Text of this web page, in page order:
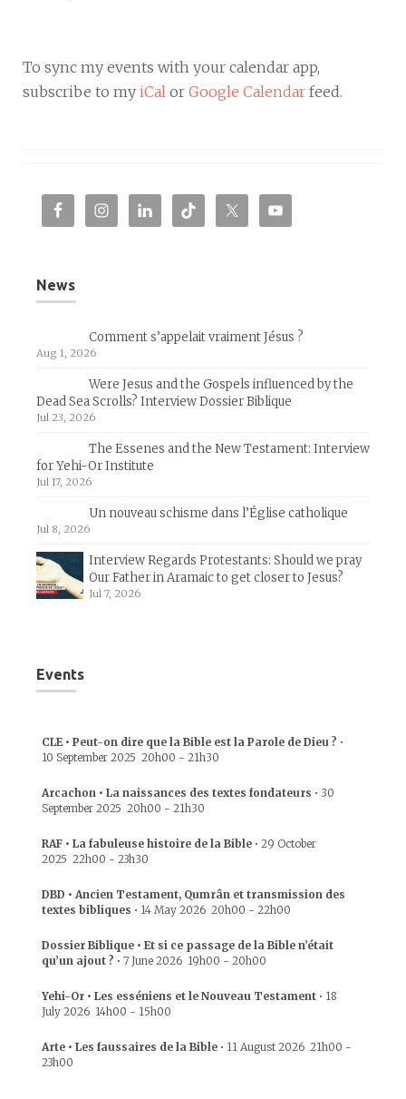
To sync my events with your calendar app,
subscribe to my iCal or Google Calendar feed.
News
Comment s’appelait vraiment Jésus ?
Aug 1, 2026
Were Jesus and the Gospels influenced by the
Dead Sea Scrolls? Interview Dossier Biblique
Jul 23, 2026
The Essenes and the New Testament: Interview
for Yehi-Or Institute
Jul 17, 2026
Un nouveau schisme dans l’Église catholique
Jul 8, 2026
Interview Regards Protestants: Should we pray
Our Father in Aramaic to get closer to Jesus?
Jul 7, 2026
Events
CLE • Peut-on dire que la Bible est la Parole de Dieu ? •
10 September 2025 20h00 - 21h30
Arcachon • La naissances des textes fondateurs • 30
September 2025 20h00 - 21h30
RAF • La fabuleuse histoire de la Bible • 29 October
2025 22h00 - 23h30
DBD • Ancien Testament, Qumrân et transmission des
textes bibliques • 14 May 2026 20h00 - 22h00
Dossier Biblique • Et si ce passage de la Bible n’était
qu’un ajout ? • 7 June 2026 19h00 - 20h00
Yehi-Or • Les esséniens et le Nouveau Testament • 18
July 2026 14h00 - 15h00
Arte • Les faussaires de la Bible • 11 August 2026 21h00 -
23h00